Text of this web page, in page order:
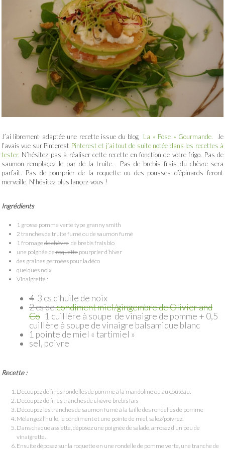
J’ai librement adaptée une recette issue du blog La « Pose » Gourmande.
Je
l’avais vue sur Pinterest Pinterest et j’ai tout de suite notée dans les recettes à
tester. N’hésitez pas à réaliser cette recette en fonction de votre frigo. Pas de
saumon remplaçez le par de la truite. Pas de brebis frais du chèvre sera
parfait. Pas de pourprier de la roquette ou des pousses d’épinards feront
merveille. N’hésitez plus lançez-vous !
Ingrédients
1 grosse pomme verte type granny smith
2 tranches de truite fumé ou de saumon fumé
1 fromage de chèvre de brebis frais bio
une poignée deroquette pourprier d’hiver
des graines germées pour la déco
quelques noix
Vinaigrette :
4 3 cs d’huile de noix
2 cs decondiment miel/gingembre de Olivier and
Co 1 cuillère à soupe de vinaigre de pomme + 0,5
cuillère à soupe de vinaigre balsamique blanc
1 pointe de miel « tartimiel »
sel, poivre
Recette :
Découpez de fines rondelles de pomme à la mandoline ou au couteau.
Découpez de fines tranches de chèvre brebis fais
Découpez les tranches de saumon fumé à la taille des rondelles de pomme
Mélangez l’huile, le condiment et une pointe de miel, salez/poivrez.
Dans chaque assiette, déposez une poignée de salade, arrosez d’un peu de
vinaigrette.
Ensuite déposez sur la roquette en une rondelle de pomme verte, une tranche de